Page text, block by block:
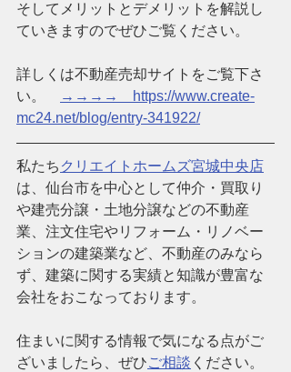
そしてメリットとデメリットを解説し
ていきますのでぜひご覧ください。
詳しくは不動産売却サイトをご覧下さ
い。
→→→→　https://www.create-
mc24.net/blog/entry-341922/
私たち クリエイトホームズ宮城中央店
は、仙台市を中心として仲介・買取り
や建売分譲・土地分譲などの不動産
業、注文住宅やリフォーム・リノベー
ションの建築業など、 不動産のみなら
ず、建築に関する実績と知識が豊富な
会社をおこなっております。
住まいに関する情報で気になる点がご
ざいましたら、ぜひご相談 ください。